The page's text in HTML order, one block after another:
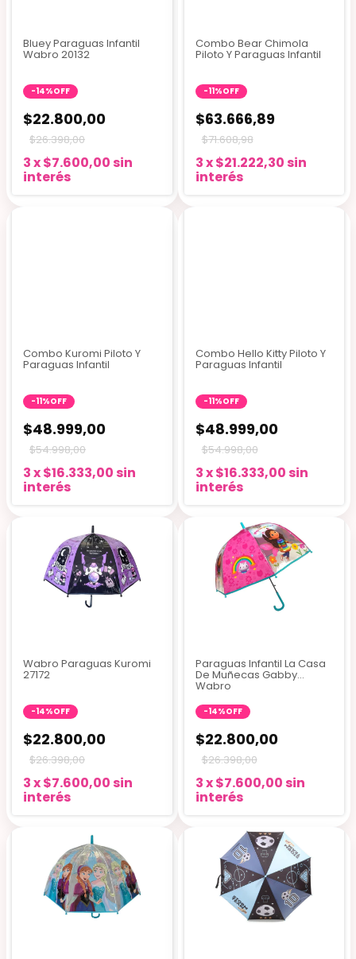
Bluey Paraguas Infantil
Wabro 20132
-14%OFF
$22.800,00
$26.398,00
3x$7.600,00 sin
interés
Combo Bear Chimola
Piloto Y Paraguas Infantil
-11%OFF
$63.666,89
$71.608,98
3x$21.222,30 sin
interés
Combo Kuromi Piloto Y
Paraguas Infantil
-11%OFF
$48.999,00
$54.998,00
3x$16.333,00 sin
interés
Combo Hello Kitty Piloto Y
Paraguas Infantil
-11%OFF
$48.999,00
$54.998,00
3x$16.333,00 sin
interés
Wabro Paraguas Kuromi
27172
-14%OFF
$22.800,00
$26.398,00
3x$7.600,00 sin
interés
Paraguas Infantil La Casa
De Muñecas Gabby
Wabro
-14%OFF
$22.800,00
$26.398,00
3x$7.600,00 sin
interés